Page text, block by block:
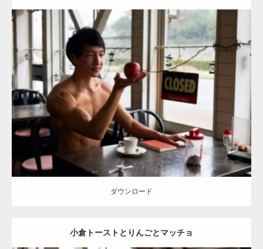
Update:2023.02.11
Category:喫茶店のマッチョ(名古屋) その他 AKIHITO(細マッチョ)
腕二頭筋 肩 名古屋 (愛知)
ダウンロード
ダウンロード
小倉トーストとりんごとマッチョ